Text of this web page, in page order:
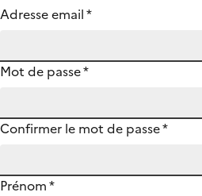
Adresse email*
Mot de passe*
Confirmer le mot de passe*
Prénom*